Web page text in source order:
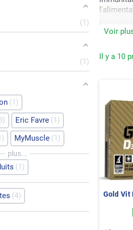
1
1
1
Eric Favre 1
MyMuscle 1
plus...
1
4
Voir
Il y a 10
Gold Vit